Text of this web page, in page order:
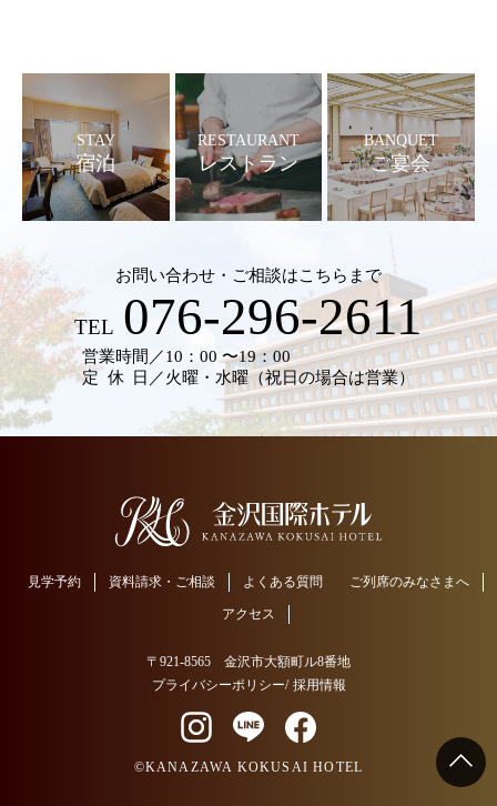
STAY
宿泊
RESTAURANT
レストラン
BANQUET
ご宴会
お問い合わせ・ご相談はこちらまで
TEL 076-296-2611
営業時間 ／10：00 〜19：00
定休日 ／火曜・水曜（祝日の場合は営業）
見学予約 資料請求・ご相談 よくある質問 ご列席のみなさまへ
アクセス
〒921-8565 金沢市大額町ル8番地
プライバシーポリシー/ 採用情報
©KANAZAWA KOKUSAI HOTEL